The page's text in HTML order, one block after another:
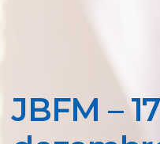
JBFM –